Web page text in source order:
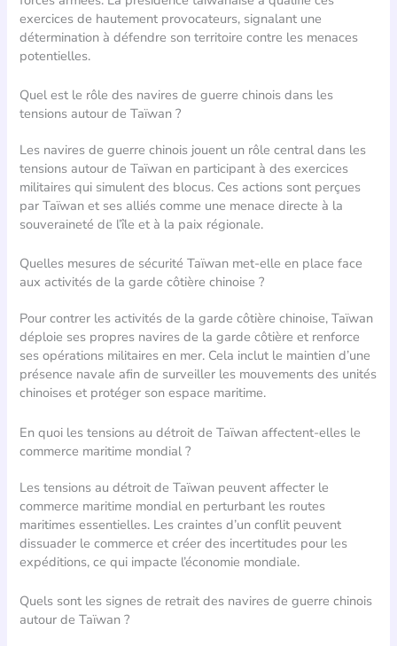
exercices de hautement provocateurs, signalant une
détermination à défendre son territoire contre les menaces
potentielles.
Quel est le rôle des navires de guerre chinois dans les
tensions autour de Taïwan ?
Les navires de guerre chinois jouent un rôle central dans les
tensions autour de Taïwan en participant à des exercices
militaires qui simulent des blocus. Ces actions sont perçues
par Taïwan et ses alliés comme une menace directe à la
souveraineté de l’île et à la paix régionale.
Quelles mesures de sécurité Taïwan met-elle en place face
aux activités de la garde côtière chinoise ?
Pour contrer les activités de la garde côtière chinoise, Taïwan
déploie ses propres navires de la garde côtière et renforce
ses opérations militaires en mer. Cela inclut le maintien d’une
présence navale afin de surveiller les mouvements des unités
chinoises et protéger son espace maritime.
En quoi les tensions au détroit de Taïwan affectent-elles le
commerce maritime mondial ?
Les tensions au détroit de Taïwan peuvent affecter le
commerce maritime mondial en perturbant les routes
maritimes essentielles. Les craintes d’un conflit peuvent
dissuader le commerce et créer des incertitudes pour les
expéditions, ce qui impacte l’économie mondiale.
Quels sont les signes de retrait des navires de guerre chinois
autour de Taïwan ?